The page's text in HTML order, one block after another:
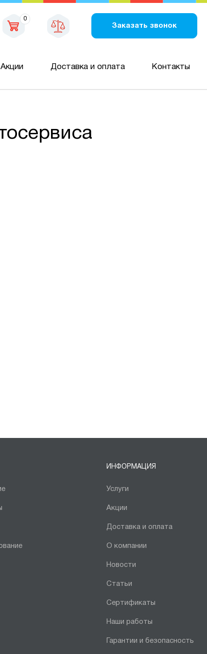
0
Заказать звонок
Акции Доставка и оплата Контакты
ИНФОРМАЦИЯ
Услуги
Акции
Доставка и оплата
О компании
Новости
Статьи
Сертификаты
Наши работы
Гарантии и безопасность